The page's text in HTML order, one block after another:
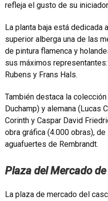
refleja el gusto de su
La planta baja está dedicada
superior alberga una de las
de pintura flamenca y
sus máximos
Rubens y Frans Hals.
También destaca la
Duchamp) y alemana (Lucas
Corinth y Caspar David
obra gráfica (4.000 obras),
aguafuertes de Rembrandt.
Plaza del Mercado
La plaza de mercado del